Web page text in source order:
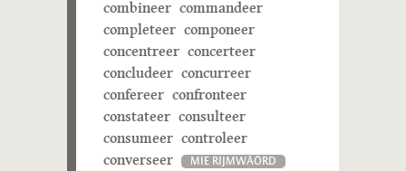
combineer commandeer
completeer componeer
concentreer concerteer
concludeer concurreer
confereer confronteer
constateer consulteer
consumeer controleer
converseer
MIE RIJMWÄÖRD